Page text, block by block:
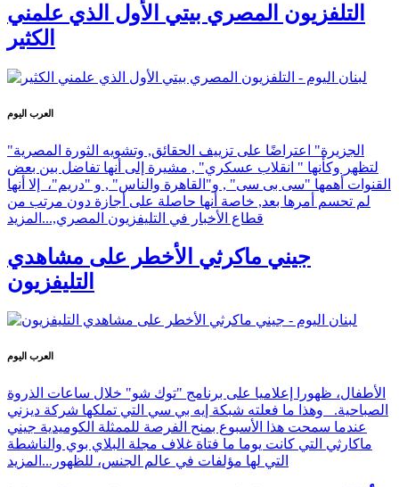
التلفزيون المصري بيتي الأول الذي علمني
الكثير
العرب اليوم
"الجزيرة" اعتراضًا على تزييف الحقائق, وتشويه الثورة المصرية
لتظهر وكأنها " انقلاب عسكري" , مشيرة إلى أنها تفاضل بين بعض
القنوات أهمها "سى بى سى" , و"القاهرة والناس" , و "دريم"، إلا أنها
لم تحسم أمرها بعد, خاصة أنها حاصلة على أجازة دون مرتب من
قطاع الأخبار في التليفزيون المصري,... المزيد
جيني ماكرثي الأخطر على مشاهدي
التليفزيون
العرب اليوم
الأطفال، ظهورا إعلاميا على برنامج "توك شو" خلال ساعات الذروة
الصباحية. وهذا ما فعلته شبكة إيه بي سي التي تملكها شركة ديزني
عندما سمحت هذا الأسبوع بمنح الفرصة للممثلة الكوميدية جيني
ماكارثي التي كانت يوما ما فتاة غلاف مجلة البلاي بوي والناشطة
التي لها مؤلفات في عالم الجنس، للظهور... المزيد